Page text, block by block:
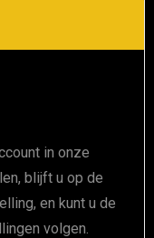
in onze
blijft u op de
en kunt u de
volgen.